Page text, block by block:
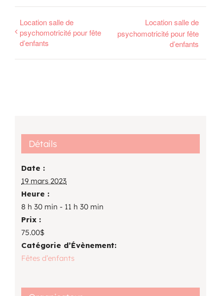
Location salle de
psychomotricité pour fête
d’enfants
Location salle de
psychomotricité pour fête
d’enfants
Détails
Date :
19 mars 2023
Heure :
8 h 30 min - 11 h 30 min
Prix :
75.00$
Catégorie d’Évènement:
Fêtes d’enfants